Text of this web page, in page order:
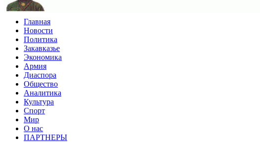
Главная
Новости
Политика
Закавказье
Экономика
Армия
Диаспора
Общество
Аналитика
Культура
Спорт
Мир
О нас
ПАРТНЕРЫ